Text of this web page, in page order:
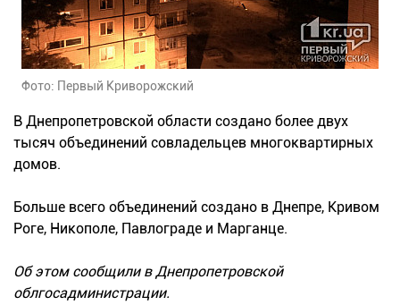
Фото: Первый Криворожский
В Днепропетровской области создано более двух
тысяч объединений совладельцев многоквартирных
домов.
Больше всего объединений создано в Днепре, Кривом
Роге, Никополе, Павлограде и Марганце.
Об этом сообщили в Днепропетровской
облгосадминистрации.